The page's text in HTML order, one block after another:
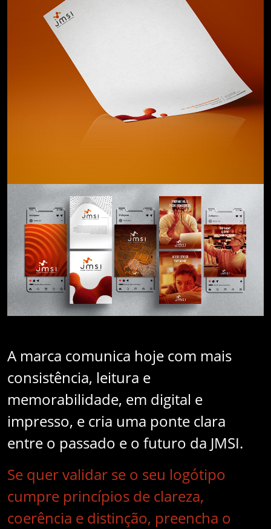
A marca comunica hoje com mais
consistência, leitura e
memorabilidade, em digital e
impresso, e cria uma ponte clara
entre o passado e o futuro da JMSI.
Se quer validar se o seu logótipo
cumpre princípios de clareza,
coerência e distinção, preencha o